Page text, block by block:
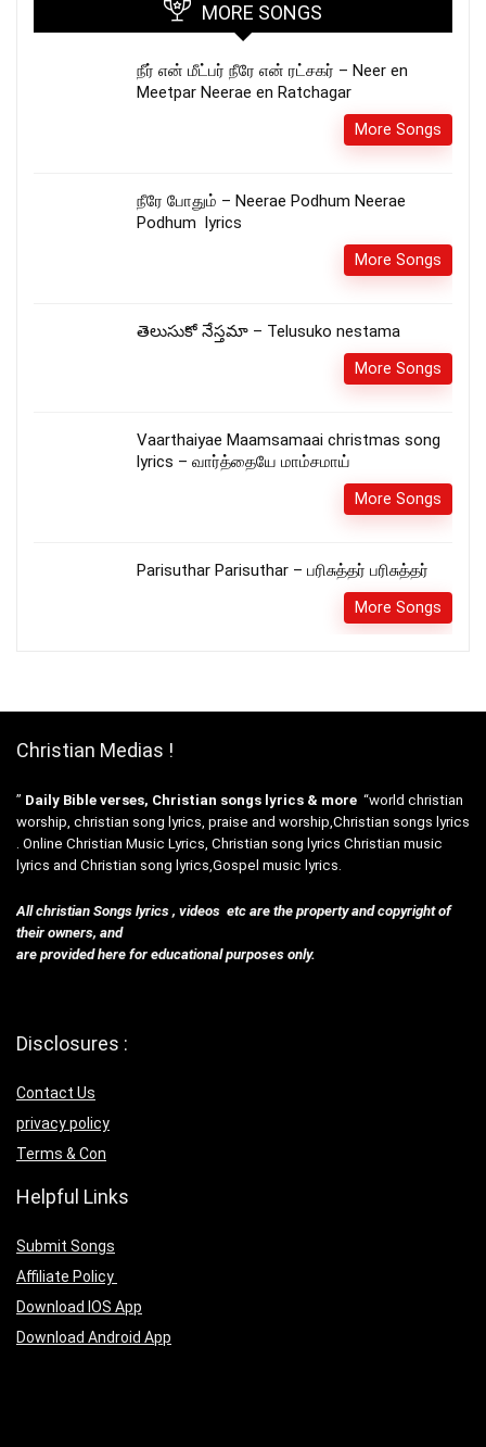
MORE SONGS
நீர் என் மீட்பர் நீரே என் ரட்சகர் – Neer en
Meetpar Neerae en Ratchagar
More Songs
நீரே போதும் – Neerae Podhum Neerae
Podhum lyrics
More Songs
తెలుసుకో నేస్తమా – Telusuko nestama
More Songs
Vaarthaiyae Maamsamaai christmas song
lyrics – வார்த்தையே மாம்சமாய்
More Songs
Parisuthar Parisuthar – பரிசுத்தர் பரிசுத்தர்
More Songs
Christian Medias !
” Daily Bible verses, Christian songs lyrics & more “world christian
worship, christian song lyrics, praise and worship,Christian songs lyrics
. Online Christian Music Lyrics, Christian song lyrics Christian music
lyrics and Christian song lyrics,Gospel music lyrics.
All christian Songs lyrics , videos etc are the property and copyright of
their owners, and
are provided here for educational purposes only.
Disclosures :
Contact Us
privacy policy
Terms & Con
Helpful Links
Submit Songs
Affiliate Policy
Download IOS App
Download Android App